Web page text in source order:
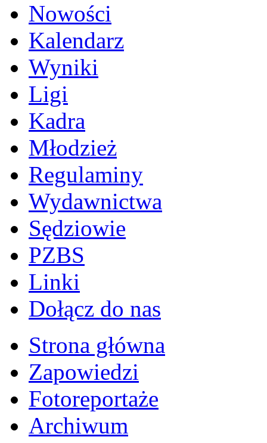
Nowości
Kalendarz
Wyniki
Ligi
Kadra
Młodzież
Regulaminy
Wydawnictwa
Sędziowie
PZBS
Linki
Dołącz do nas
Strona główna
Zapowiedzi
Fotoreportaże
Archiwum